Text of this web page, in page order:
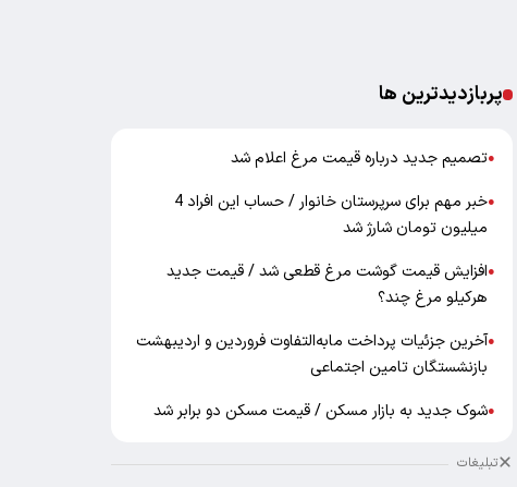
پربازدیدترین ها
●تصمیم جدید درباره قیمت مرغ اعلام شد
●
خبر مهم برای سرپرستان خانوار / حساب این افراد 4
میلیون تومان شارژ شد
●افزایش قیمت گوشت مرغ قطعی شد / قیمت جدید
هرکیلو مرغ چند؟
●آخرین جزئیات پرداخت مابه‌التفاوت فروردین و اردیبهشت
بازنشستگان تامین اجتماعی
●شوک جدید به بازار مسکن / قیمت مسکن دو برابر شد
تبلیغات